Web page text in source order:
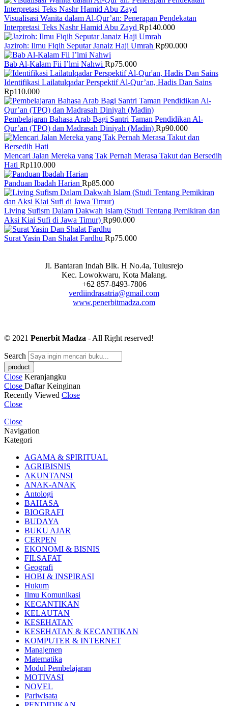
Visualisasi Wanita dalam Al-Qur’an: Penerapan Pendekatan
Interpretasi Teks Nashr Hamid Abu Zayd Rp140.000
Jaziroh: Ilmu Fiqih Seputar Janaiz Haji Umrah Rp90.000
Bab Al-Kalam Fii I’lmi Nahwi Rp75.000
Identifikasi Lailatulqadar Perspektif Al-Qur’an, Hadis Dan Sains
Rp110.000
Pembelajaran Bahasa Arab Bagi Santri Taman Pendidikan Al-
Qur’an (TPQ) dan Madrasah Diniyah (Madin) Rp90.000
Mencari Jalan Mereka yang Tak Pernah Merasa Takut dan Bersedih
Hati Rp110.000
Panduan Ibadah Harian Rp85.000
Living Sufism Dalam Dakwah Islam (Studi Tentang Pemikiran dan
Aksi Kiai Sufi di Jawa Timur) Rp90.000
Surat Yasin Dan Shalat Fardhu Rp75.000
Jl. Bantaran Indah Blk. H No.4a, Tulusrejo
Kec. Lowokwaru, Kota Malang.
+62 857-8493-7806
verdiindrasatria@gmail.com
www.penerbitmadza.com
© 2021 Penerbit Madza - All Right reserved!
Search
Close Keranjangku
Close Daftar Keinginan
Recently Viewed Close
Close
Close
Navigation
Kategori
AGAMA & SPIRITUAL
AGRIBISNIS
AKUNTANSI
ANAK-ANAK
Antologi
BAHASA
BIOGRAFI
BUDAYA
BUKU AJAR
CERPEN
EKONOMI & BISNIS
FILSAFAT
Geografi
HOBI & INSPIRASI
Hukum
Ilmu Komunikasi
KECANTIKAN
KELAUTAN
KESEHATAN
KESEHATAN & KECANTIKAN
KOMPUTER & INTERNET
Manajemen
Matematika
Modul Pembelajaran
MOTIVASI
NOVEL
Pariwisata